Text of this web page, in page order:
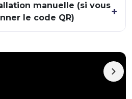
manuelle (si vous
le code QR)